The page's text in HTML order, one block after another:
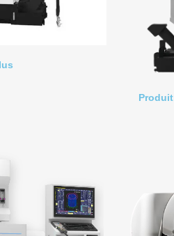
Produit